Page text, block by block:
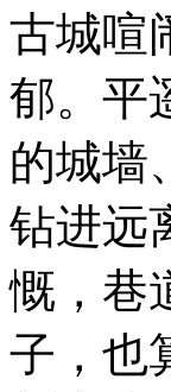
古城喧
郁。平
的城墙
钻进远
慨，巷
子，也